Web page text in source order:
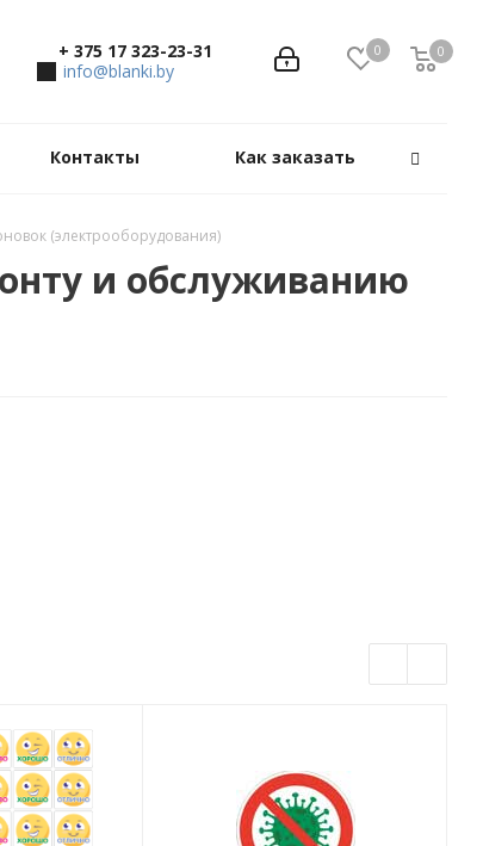
0 0
0
+ 375 17 323-23-31
info@blanki.by
Контакты Как заказать
(электрооборудования)
и обслуживанию